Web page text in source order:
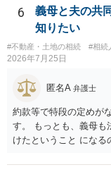
相続権がある可能性が
6
義母と夫の共
知りたい
#不動産・土地の相続 #相続
2026年7月25日
匿名A 弁護士
約款等で特段の定めが
す。 もっとも、義母も
けたということ になる